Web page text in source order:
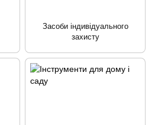
Засоби індивідуального
захисту